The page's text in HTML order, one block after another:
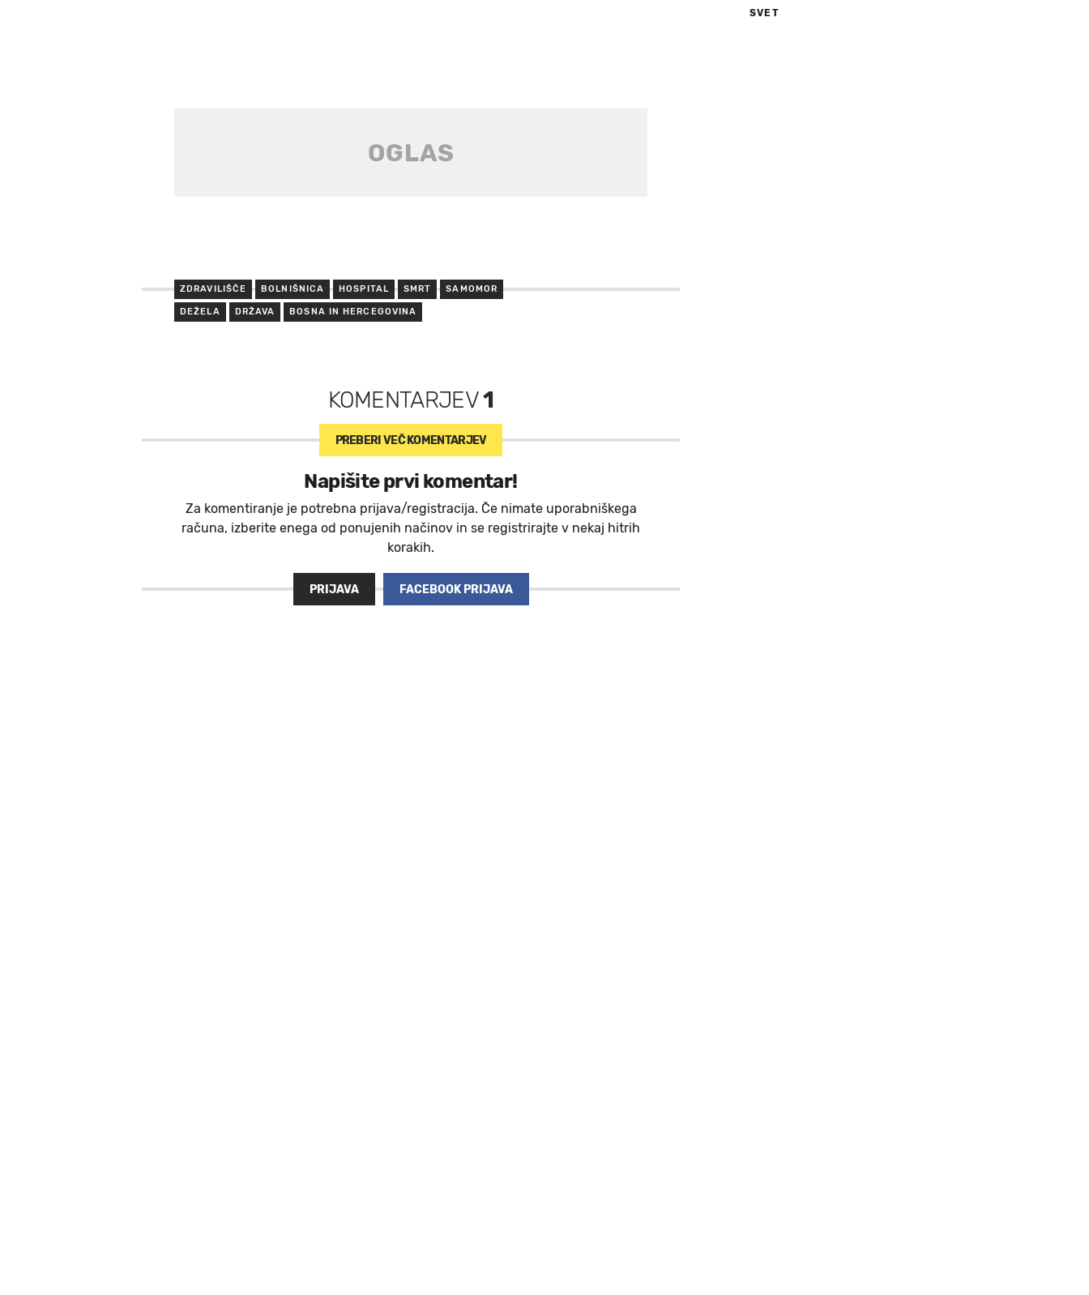
ZDRAVILIŠČE BOLNIŠNICA HOSPITAL SMRT SAMOMOR
DEŽELA DRŽAVA BOSNA IN HERCEGOVINA
KOMENTARJEV1
PREBERI VEČ KOMENTARJEV
Napišite prvi komentar!
Za komentiranje je potrebna prijava/registracija. Če nimate uporabniškega
računa, izberite enega od ponujenih načinov in se registrirajte v nekaj hitrih
korakih.
PRIJAVA FACEBOOK PRIJAVA
SVET